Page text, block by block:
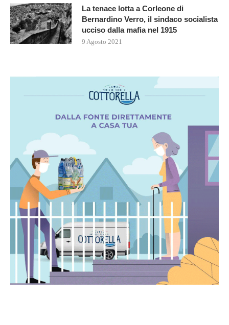
La tenace lotta a Corleone di
Bernardino Verro, il sindaco socialista
ucciso dalla mafia nel 1915
9 Agosto 2021